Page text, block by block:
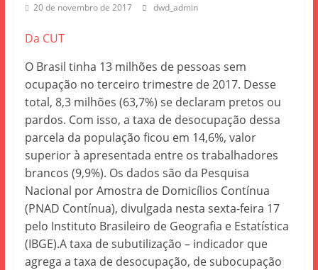
20 de novembro de 2017 dwd_admin
Da CUT
O Brasil tinha 13 milhões de pessoas sem
ocupação no terceiro trimestre de 2017. Desse
total, 8,3 milhões (63,7%) se declaram pretos ou
pardos. Com isso, a taxa de desocupação dessa
parcela da população ficou em 14,6%, valor
superior à apresentada entre os trabalhadores
brancos (9,9%). Os dados são da Pesquisa
Nacional por Amostra de Domicílios Contínua
(PNAD Contínua), divulgada nesta sexta-feira 17
pelo Instituto Brasileiro de Geografia e Estatística
(IBGE).A taxa de subutilização – indicador que
agrega a taxa de desocupação, de subocupação